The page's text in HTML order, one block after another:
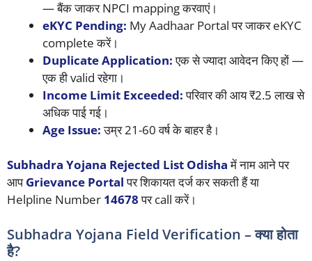
— बैंक जाकर NPCI mapping करवाएं।
eKYC Pending: My Aadhaar Portal पर जाकर eKYC
complete करें।
Duplicate Application:एक से ज्यादा आवेदन किए हों —
एक ही valid रहेगा।
Income Limit Exceeded:परिवार की आय ₹2.5 लाख से
अधिक पाई गई।
Age Issue:उम्र 21-60 वर्ष के बाहर है।
Subhadra Yojana Rejected List Odishaमें नाम आने पर
आपGrievance Portalपर शिकायत दर्ज कर सकती हैं या
Helpline Number 14678पर call करें।
Subhadra Yojana Field Verification – क्या होता
है?